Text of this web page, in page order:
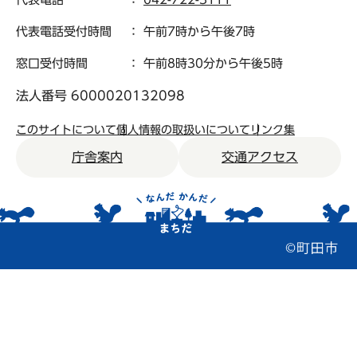
代表電話受付時間 ： 午前7時から午後7時
窓口受付時間 ： 午前8時30分から午後5時
法人番号 6000020132098
このサイトについて個人情報の取扱いについて リンク集
庁舎案内 交通アクセス